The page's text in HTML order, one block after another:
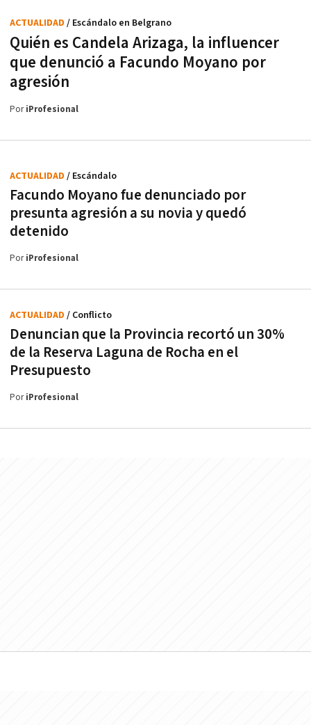
Quién es Candela Arizaga, la influencer
que denunció a Facundo Moyano por
agresión
ACTUALIDAD / Escándalo en Belgrano
PoriProfesional
Facundo Moyano fue denunciado por
presunta agresión a su novia y quedó
detenido
ACTUALIDAD / Escándalo
PoriProfesional
Denuncian que la Provincia recortó un 30%
de la Reserva Laguna de Rocha en el
Presupuesto
ACTUALIDAD / Conflicto
PoriProfesional